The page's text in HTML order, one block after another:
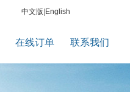
中文版 English
在线订单 联系我们